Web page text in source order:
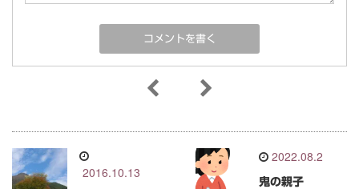
2016.10.13
2022.08.2
鬼の親子